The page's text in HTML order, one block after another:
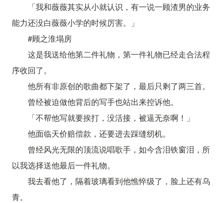
「我和薇薇其实从小就认识，有一说一顾渣男的业务
能力还没白薇薇小学的时候厉害。」
#顾之淮塌房
这是我送给他第二件礼物，第一件礼物已经走合法程
序收回了。
他所有非原创的歌曲都下架了，最后只剩了两三首。
曾经被迫做他背后的写手也站出来控诉他。
「不帮他写就要挨打，没活接，被逼无奈啊！」
他面临天价赔偿款，还要进去踩缝纫机。
曾经风光无限的顶流说唱歌手，如今含泪铁窗泪，所
以我选择送他最后一件礼物。
我去看他了，隔着玻璃看到他憔悴级了，脸上还有乌
青。